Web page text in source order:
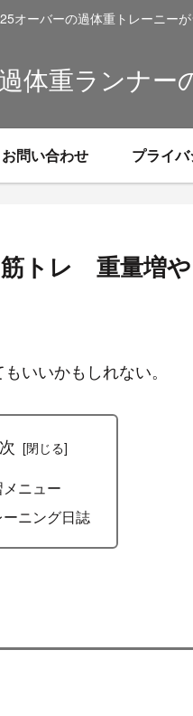
オーバーの過体重トレーニー
過体重ランナー
お問い合わせ プライ
トレ 重量増や
いいかもしれない。
ニュー
ーニング日誌